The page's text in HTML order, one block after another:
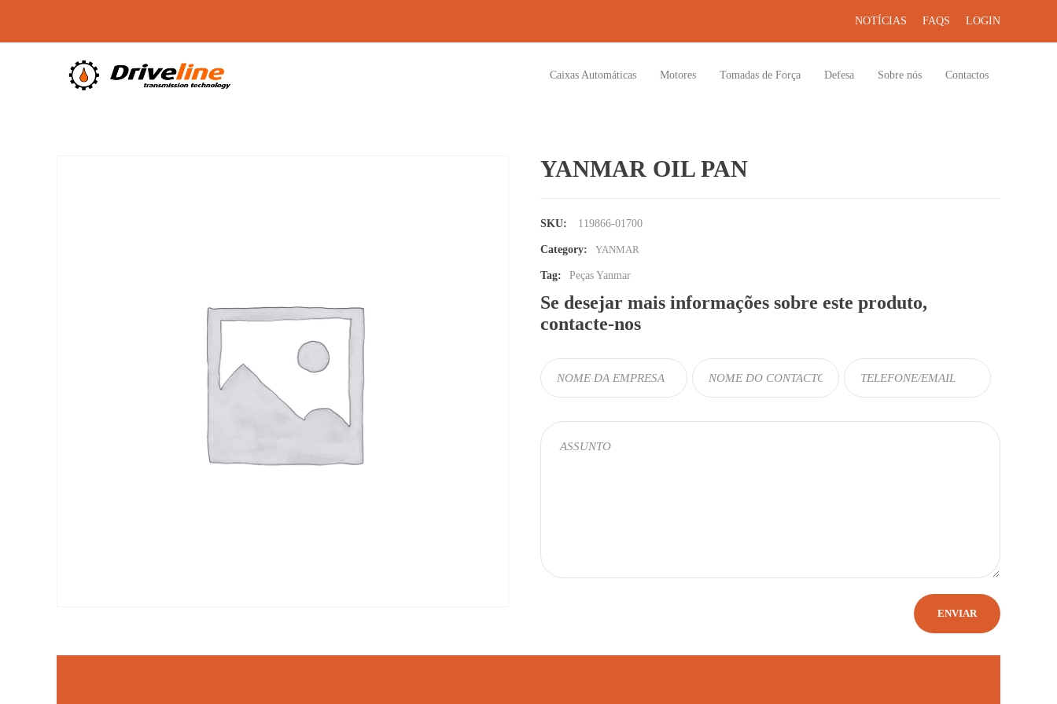
NOTÍCIAS FAQS LOGIN
Caixas Automáticas Motores Tomadas de Força Defesa Sobre nós Contactos
YANMAR OIL PAN
SKU: 119866-01700
Category: YANMAR
Tag: Peças Yanmar
Se desejar mais informações sobre este produto,
contacte-nos